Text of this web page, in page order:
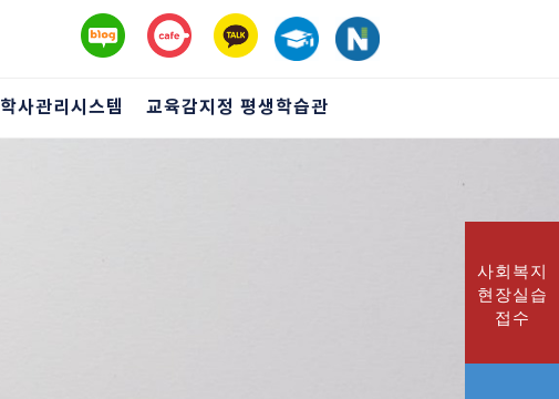
학사관리시스템 교육감지정 평생학습관
사회복지
현장실습
접수